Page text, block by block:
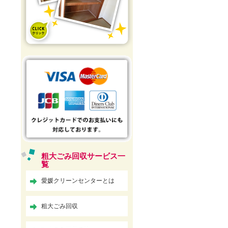
粗大ごみ回収サービス一
覧
愛媛クリーンセンターとは
粗大ごみ回収